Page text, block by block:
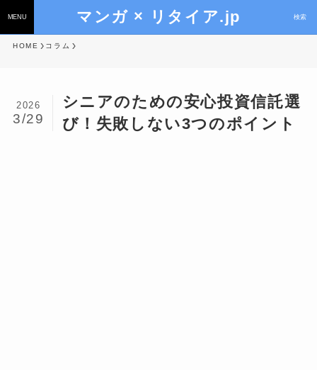
マンガ × リタイア.jp 検索
MENU
HOME コラム
シニアのための安心投資信託選
び！失敗しない3つのポイント
2026
3/29